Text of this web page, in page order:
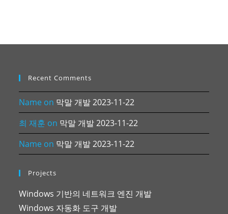
Recent Comments
Name on 막말 개발 2023-11-22
최 재훈 on 막말 개발 2023-11-22
Name on 막말 개발 2023-11-22
Projects
Windows 기반의 네트워크 엔진 개발
Windows 자동화 도구 개발